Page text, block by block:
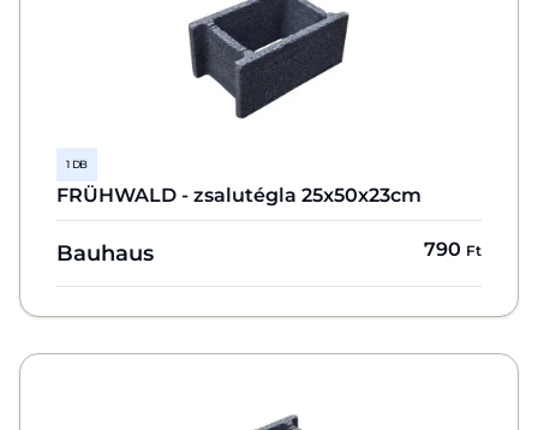
1 DB
FRÜHWALD - zsalutégla 25x50x23cm
Bauhaus 790 Ft